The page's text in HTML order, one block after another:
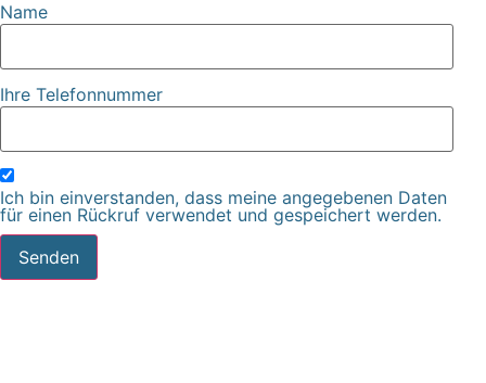
Name
Ihre Telefonnummer
Ich bin einverstanden, dass meine angegebenen Daten
für einen Rückruf verwendet und gespeichert werden.
Senden